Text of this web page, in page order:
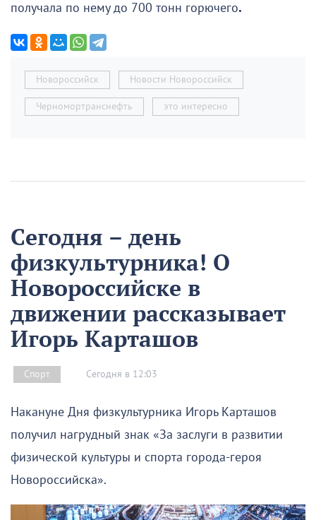
получала по нему до 700 тонн горючего.
Новороссийск Новости Новороссийск
Черномортранснефть это интересно
Сегодня – день
физкультурника! О
Новороссийске в
движении рассказывает
Игорь Карташов
Спорт Сегодня в 12:03
Накануне Дня физкультурника Игорь Карташов
получил нагрудный знак «За заслуги в развитии
физической культуры и спорта города-героя
Новороссийска».